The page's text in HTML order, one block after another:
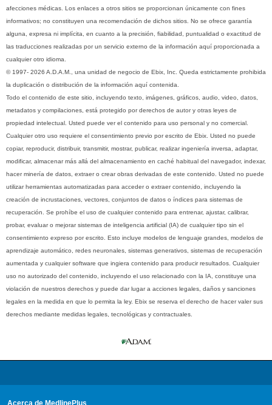
afecciones médicas. Los enlaces a otros sitios se proporcionan únicamente con fines
informativos; no constituyen una recomendación de dichos sitios. No se ofrece garantía
alguna, expresa ni implícita, en cuanto a la precisión, fiabilidad, puntualidad o exactitud de
las traducciones realizadas por un servicio externo de la información aquí proporcionada a
cualquier otro idioma.
© 1997- 2026 A.D.A.M., una unidad de negocio de Ebix, Inc. Queda estrictamente prohibida
la duplicación o distribución de la información aquí contenida.
Todo el contenido de este sitio, incluyendo texto, imágenes, gráficos, audio, video, datos,
metadatos y compilaciones, está protegido por derechos de autor y otras leyes de
propiedad intelectual. Usted puede ver el contenido para uso personal y no comercial.
Cualquier otro uso requiere el consentimiento previo por escrito de Ebix. Usted no puede
copiar, reproducir, distribuir, transmitir, mostrar, publicar, realizar ingeniería inversa, adaptar,
modificar, almacenar más allá del almacenamiento en caché habitual del navegador, indexar,
hacer minería de datos, extraer o crear obras derivadas de este contenido. Usted no puede
utilizar herramientas automatizadas para acceder o extraer contenido, incluyendo la
creación de incrustaciones, vectores, conjuntos de datos o índices para sistemas de
recuperación. Se prohíbe el uso de cualquier contenido para entrenar, ajustar, calibrar,
probar, evaluar o mejorar sistemas de inteligencia artificial (IA) de cualquier tipo sin el
consentimiento expreso por escrito. Esto incluye modelos de lenguaje grandes, modelos de
aprendizaje automático, redes neuronales, sistemas generativos, sistemas de recuperación
aumentada y cualquier software que ingiera contenido para producir resultados. Cualquier
uso no autorizado del contenido, incluyendo el uso relacionado con la IA, constituye una
violación de nuestros derechos y puede dar lugar a acciones legales, daños y sanciones
legales en la medida en que lo permita la ley. Ebix se reserva el derecho de hacer valer sus
derechos mediante medidas legales, tecnológicas y contractuales.